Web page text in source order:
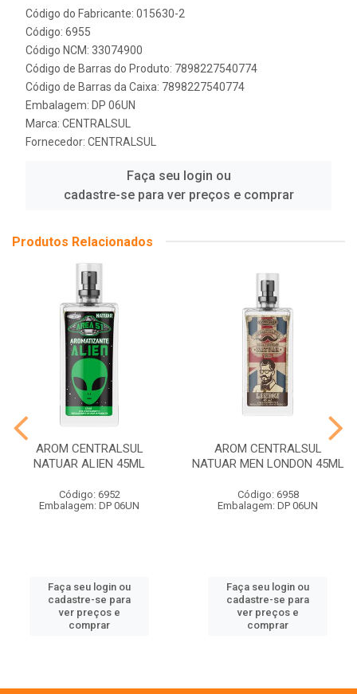
Código do Fabricante: 015630-2
Código: 6955
Código NCM: 33074900
Código de Barras do Produto: 7898227540774
Código de Barras da Caixa: 7898227540774
Embalagem: DP 06UN
Marca: CENTRALSUL
Fornecedor: CENTRALSUL
Faça seu login ou
cadastre-se para ver preços e comprar
Produtos Relacionados
AROM CENTRALSUL
NATUAR ALIEN 45ML
Código: 6952
Embalagem: DP 06UN
Faça seu login ou
cadastre-se para
ver preços e
comprar
AROM CENTRALSUL
NATUAR MEN LONDON 45ML
Código: 6958
Embalagem: DP 06UN
Faça seu login ou
cadastre-se para
ver preços e
comprar